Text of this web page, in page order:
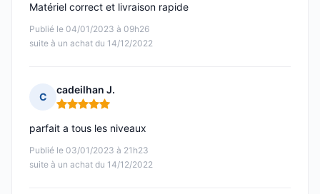
Publié le 04/01/2023 à 09h26
suite à un achat du 14/12/2022
Matériel correct et livraison rapide
C
cadeilhan J.
Note : 5 sur 5
Publié le 03/01/2023 à 21h23
suite à un achat du 14/12/2022
parfait a tous les niveaux